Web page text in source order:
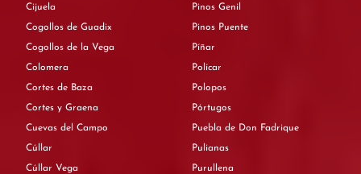
Cijuela
Cogollos de Guadix
Cogollos de la Vega
Colomera
Cortes de Baza
Cortes y Graena
Cuevas del Campo
Cúllar
Cúllar Vega
Pinos Genil
Pinos Puente
Píñar
Polícar
Polopos
Pórtugos
Puebla de Don Fadrique
Pulianas
Purullena